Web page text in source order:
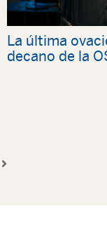
La última
decano de la